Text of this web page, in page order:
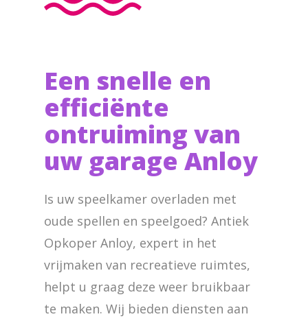
Een snelle en
efficiënte
ontruiming van
uw garage Anloy
Is uw speelkamer overladen met
oude spellen en speelgoed? Antiek
Opkoper Anloy, expert in het
vrijmaken van recreatieve ruimtes,
helpt u graag deze weer bruikbaar
te maken. Wij bieden diensten aan